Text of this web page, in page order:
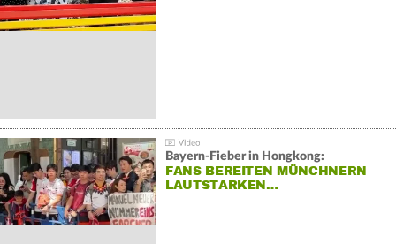
Bayern-Fieber in Hongkong:
FANS BEREITEN MÜNCHNERN
LAUTSTARKEN…